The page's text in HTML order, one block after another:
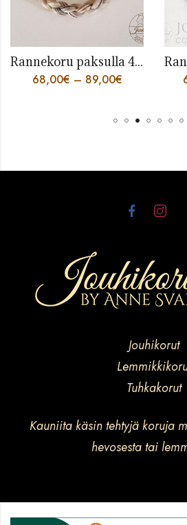
Rannekoru paksulla 4 säikeen punoksella
68,00€ – 89,00€
Jouhikorut
Tuhkakorut
Kauniita käsin tehtyjä koruja
hevosesta tai